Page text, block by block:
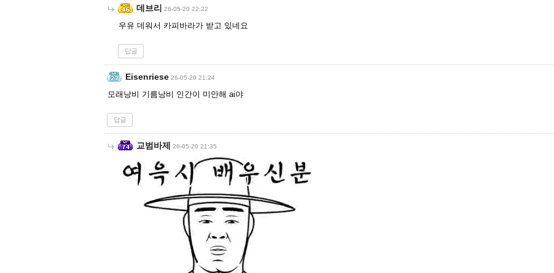
데브리 26-05-20 22:22
우유 데워서 카피바라가 받고 있네요
답글
Eisenriese 26-05-20 21:24
모래낭비 기름낭비 인간이 미안해 ai야
답글
교범바제 26-05-20 21:35